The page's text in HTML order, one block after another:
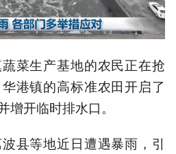
生产基地的农民正在抢
港镇的高标准农田开启了
开临时排水口。
等地近日遭遇暴雨，引